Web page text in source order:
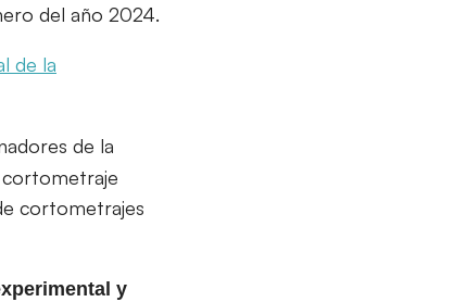
del año 2024.
de la
de la
cortometrajes
y